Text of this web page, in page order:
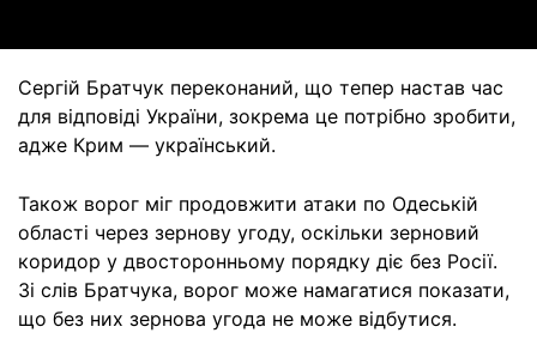
Сергій Братчук переконаний, що тепер настав час
для відповіді України, зокрема це потрібно зробити,
адже Крим — український.
Також ворог міг продовжити атаки по Одеській
області через зернову угоду, оскільки зерновий
коридор у двосторонньому порядку діє без Росії.
Зі слів Братчука, ворог може намагатися показати,
що без них зернова угода не може відбутися.